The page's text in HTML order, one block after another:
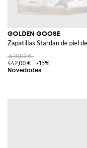
GOLDEN GOOSE
Zapatillas Stardan de piel
520,00 €
442,00 €
-15%